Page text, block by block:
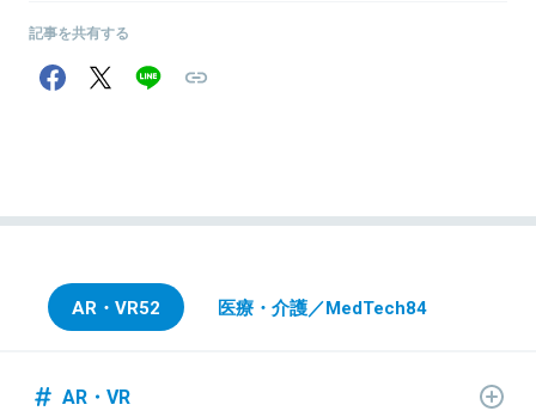
記事を共有する
AR・VR52 医療・介護／MedTech84
AR・VR